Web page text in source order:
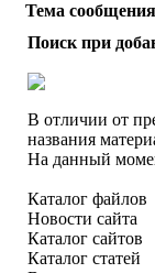
Тема
Поиск при
В отличии от
названия
На данный
Каталог файлов
Новости сайта
Каталог сайтов
Каталог статей